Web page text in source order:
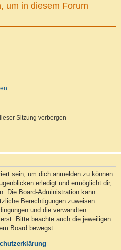
um in diesem Forum
Sitzung verbergen
sein, um dich anmelden zu können.
erledigt und ermöglicht dir,
Die Board-Administration kann
Berechtigungen zuweisen.
und die verwandten
Bitte beachte auch die jeweiligen
Board bewegst.